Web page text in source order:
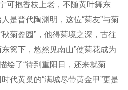
可抱香枝上老，不随黄叶舞东
是晋代陶渊明，这位“菊友”与菊
菊盈园”，他得菊境之深，古往
篱下，悠然见南山”使菊花成为
绘了“待到重阳日，还来就菊
代黄巢的“满城尽带黄金甲”更是